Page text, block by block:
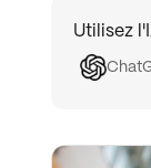
Utilisez